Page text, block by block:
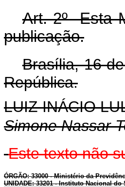
Art. 2º Esta
publicação.
Brasília, 16
República.
LUIZ INÁCIO
Simone Nassar
Este texto não
ÓRGÃO: 33000 - Ministério da
UNIDADE: 33201 - Instituto Nacional do